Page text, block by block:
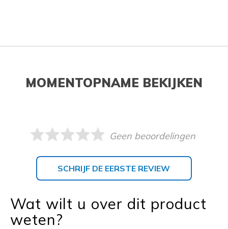
MOMENTOPNAME BEKIJKEN
Geen beoordelingen
SCHRIJF DE EERSTE REVIEW
Wat wilt u over dit product
weten?